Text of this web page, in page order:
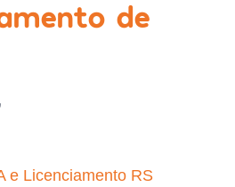
de
e Licenciamento RS